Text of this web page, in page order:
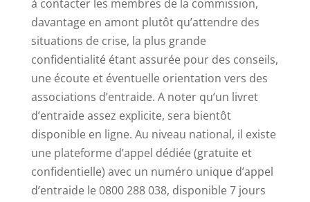
à contacter les membres de la commission,
davantage en amont plutôt qu’attendre des
situations de crise, la plus grande
confidentialité étant assurée pour des conseils,
une écoute et éventuelle orientation vers des
associations d’entraide. A noter qu’un livret
d’entraide assez explicite, sera bientôt
disponible en ligne. Au niveau national, il existe
une plateforme d’appel dédiée (gratuite et
confidentielle) avec un numéro unique d’appel
d’entraide le 0800 288 038, disponible 7 jours